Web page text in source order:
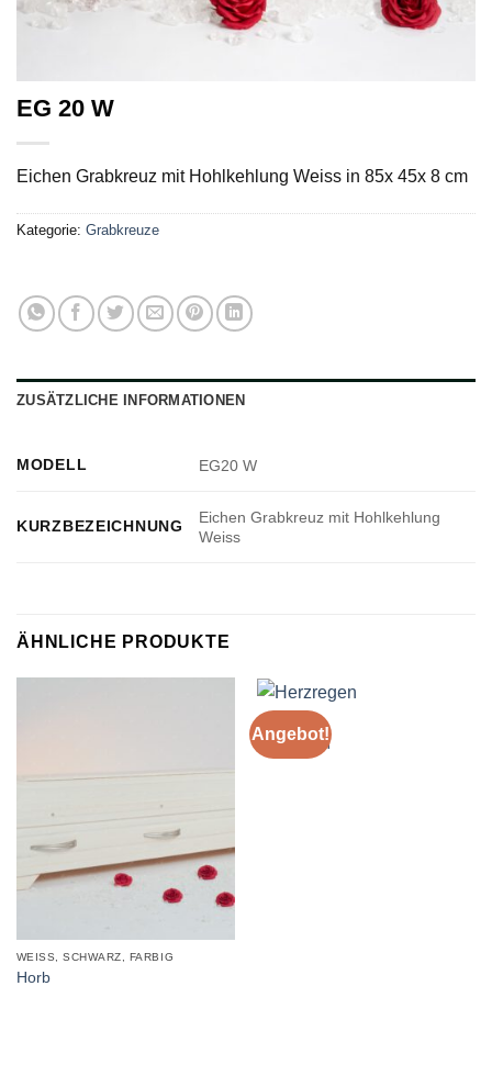
EG 20 W
Eichen Grabkreuz mit Hohlkehlung Weiss in 85x 45x 8 cm
Kategorie: Grabkreuze
ZUSÄTZLICHE INFORMATIONEN
MODELL EG20 W
KURZBEZEICHNUNG
Eichen Grabkreuz mit Hohlkehlung
Weiss
ÄHNLICHE PRODUKTE
WEISS, SCHWARZ, FARBIG
Horb
Angebot!
Herzregen